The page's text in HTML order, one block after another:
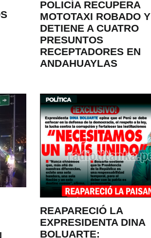
POLICÍA RECUPERA
MOTOTAXI ROBADO Y
DETIENE A CUATRO
PRESUNTOS
RECEPTADORES EN
ANDAHUAYLAS
REAPARECIÓ LA
EXPRESIDENTA DINA
BOLUARTE: